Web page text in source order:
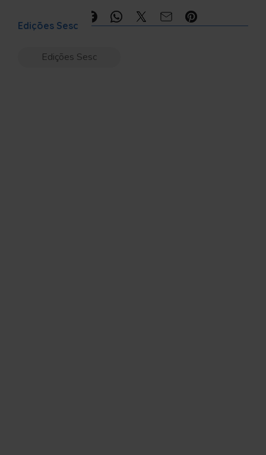
Edições Sesc
Edições Sesc